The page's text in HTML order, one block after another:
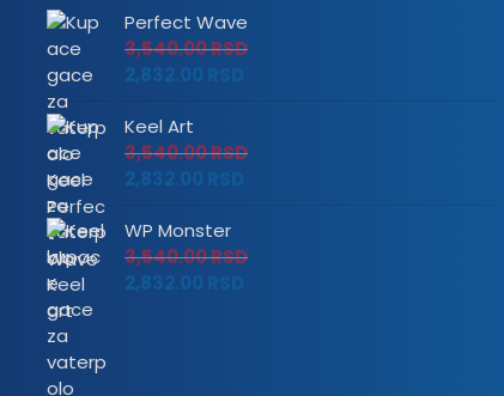
Perfect Wave
3,540.00RSD
2,832.00
Keel Art
3,540.00RSD
2,832.00
WP Monster
3,540.00RSD
2,832.00